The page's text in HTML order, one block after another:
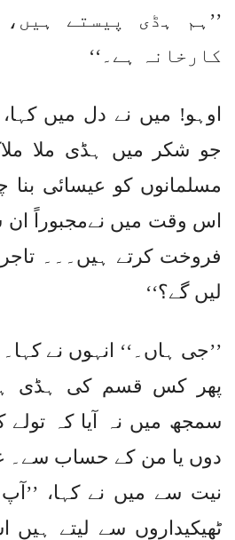
’’ہم ہڈی پیستے
کارخانہ ہے۔‘‘
اوہو! میں نے دل میں
جو شکر میں ہڈی ملا
مسلمانوں کو عیسائی بنا
اس وقت میں نےمجبوراً ان
فروخت کرتے ہیں۔۔۔
لیں گے؟‘‘
’’جی ہاں۔‘‘ انہوں نے کہا۔
پھر کس قسم کی ہڈی
سمجھ میں نہ آیا کہ
دوں یا من کے حساب سے۔
نیت سے میں نے کہا،
ٹھیکیداروں سے لیتے